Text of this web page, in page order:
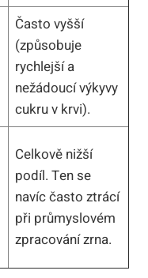
Často vyšší
(způsobuje
rychlejší a
nežádoucí výkyvy
cukru v krvi).
Celkově nižší
podíl. Ten se
navíc často ztrácí
při průmyslovém
zpracování zrna.